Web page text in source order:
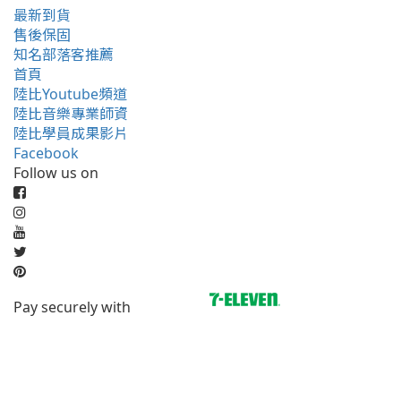
最新到貨
售後保固
知名部落客推薦
首頁
陸比Youtube頻道
陸比音樂專業師資
陸比學員成果影片
Facebook
Follow us on
Pay securely with